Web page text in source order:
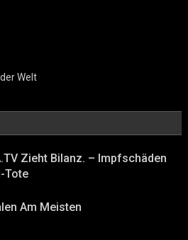
Welt
Zieht Bilanz. – Impfschäden
Tote
Am Meisten